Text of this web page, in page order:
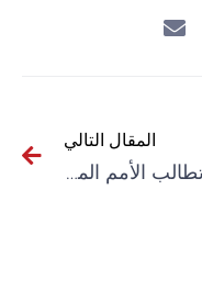
المقال التالي
لبنان تطالب الأمم المتحدة بمنع أعمال تنقيب إسرائيلية في البحر